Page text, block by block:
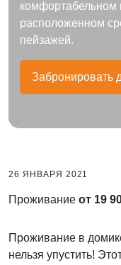
комфортабельном
расположенном
пейзажей.
Забронировать
26 ЯНВАРЯ 2021
Проживание от 19
Проживание в
нельзя упустить!